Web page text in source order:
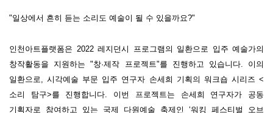
"일상에서 흔히 듣는 소리도 예술이 될 수 있을까요?"
인천아트플랫폼은 2022 레지던시 프로그램의 일환으로 입주 예술가의
창작활동을 지원하는 "창·제작 프로젝트"를 진행하고 있습니다. 이의
일환으로,시각예술 부문 입주 연구자 손세희 기획의 워크숍 시리즈 <
소리 탐구>를 진행합니다. 이번 프로젝트는 손세희 연구자가 공동
기획자로 참여하고 있는 국제 다원예술 축제인
‘워킹 페스티벌 오브